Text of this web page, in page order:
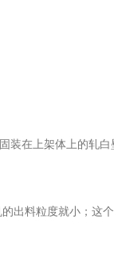
装在上架体上的轧
出料粒度就小；这